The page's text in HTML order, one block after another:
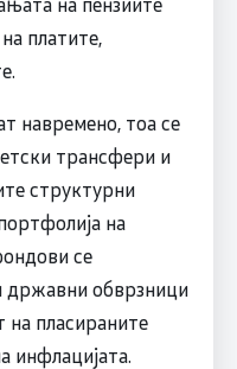
платите,
навремено, тоа се
трансфери и
структурни
на
се
обврзници
на пласираните
инфлацијата.